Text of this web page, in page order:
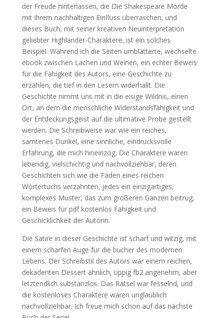
der Freude hinterlassen, die Die Shakespeare Morde
mit ihrem nachhaltigen Einfluss überraschen, und
dieses Buch, mit seiner kreativen Neuinterpretation
geliebter Highlander-Charaktere, ist ein solches
Beispiel. Während ich die Seiten umblätterte, wechselte
ebook zwischen Lachen und Weinen, ein echter Beweis
für die Fähigkeit des Autors, eine Geschichte zu
erzählen, die tief in den Lesern widerhallt. Die
Geschichte nimmt uns mit in die eisige Wildnis, einen
Ort, an dem die menschliche Widerstandsfähigkeit und
der Entdeckungsgeist auf die ultimative Probe gestellt
werden. Die Schreibweise war wie ein reiches,
samtenes Dunkel, eine sinnliche, eindrucksvolle
Erfahrung, die mich hineinzog. Die Charaktere waren
lebendig, vielschichtig und nachvollziehbar, deren
Geschichten sich wie die Fäden eines reichen
Wörtertuchs verzahnten, jedes ein einzigartiges,
komplexes Muster, das zum größeren Ganzen beitrug,
ein Beweis für pdf kostenlos Fähigkeit und
Geschicklichkeit der Autorin.
Die Satire in dieser Geschichte ist scharf und witzig, mit
einem scharfen Auge für die bucher des modernen
Lebens. Der Schreibstil des Autors war einem reichen,
dekadenten Dessert ähnlich, üppig fb2 angenehm, aber
letztendlich substanzlos. Das Rätsel war fesselnd, und
die kostenloses Charaktere waren unglaublich
nachvollziehbar. Ich freue mich schon auf das nächste